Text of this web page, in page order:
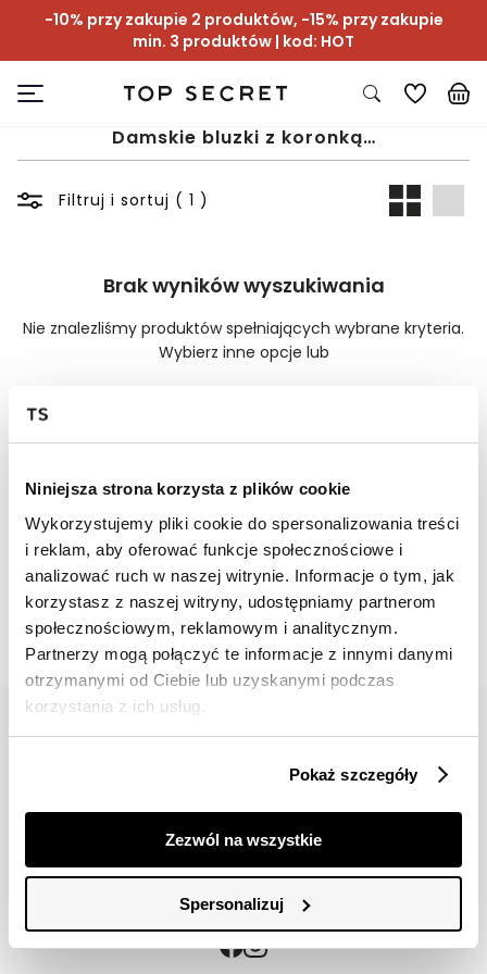
Niniejsza strona korzysta z plików cookie
Wykorzystujemy pliki cookie do spersonalizowania treści
i reklam, aby oferować funkcje społecznościowe i
analizować ruch w naszej witrynie. Informacje o tym, jak
korzystasz z naszej witryny, udostępniamy partnerom
społecznościowym, reklamowym i analitycznym.
Partnerzy mogą połączyć te informacje z innymi danymi
otrzymanymi od Ciebie lub uzyskanymi podczas
korzystania z ich usług.
Pokaż szczegóły
Zezwól na wszystkie
Spersonalizuj
-10% przy zakupie 2 produktów, -15% przy zakupie
min. 3 produktów | kod: HOT
Damskie bluzki z koronką…
Filtruj i sortuj ( 1 )
Brak wyników wyszukiwania
Nie znalezliśmy produktów spełniających wybrane kryteria.
Wybierz inne opcje lub
📸 OZNACZAJ NAS NA ZDJĘCIACH
#topsecretfashion
Znajdź nas